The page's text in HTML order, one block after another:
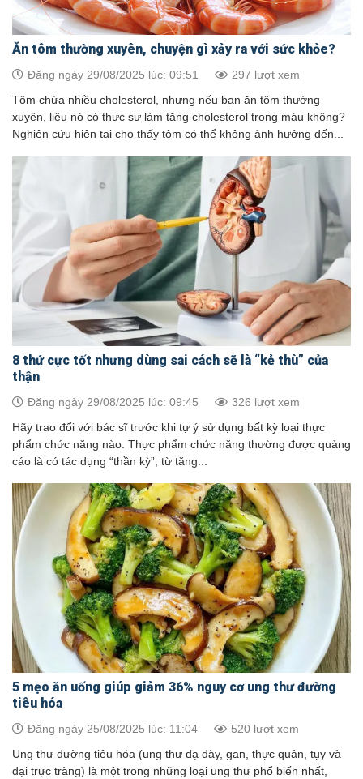
Ăn tôm thường xuyên, chuyện gì xảy ra với sức khỏe?
Đăng ngày 29/08/2025 lúc: 09:51 297 lượt xem
Tôm chứa nhiều cholesterol, nhưng nếu bạn ăn tôm thường
xuyên, liệu nó có thực sự làm tăng cholesterol trong máu không?
Nghiên cứu hiện tại cho thấy tôm có thể không ảnh hưởng đến...
8 thứ cực tốt nhưng dùng sai cách sẽ là “kẻ thù” của
thận
Đăng ngày 29/08/2025 lúc: 09:45 326 lượt xem
Hãy trao đổi với bác sĩ trước khi tự ý sử dụng bất kỳ loại thực
phẩm chức năng nào. Thực phẩm chức năng thường được quảng
cáo là có tác dụng “thần kỳ”, từ tăng...
5 mẹo ăn uống giúp giảm 36% nguy cơ ung thư đường
tiêu hóa
Đăng ngày 25/08/2025 lúc: 11:04 520 lượt xem
Ung thư đường tiêu hóa (ung thư dạ dày, gan, thực quản, tụy và
đại trực tràng) là một trong những loại ung thư phổ biến nhất,